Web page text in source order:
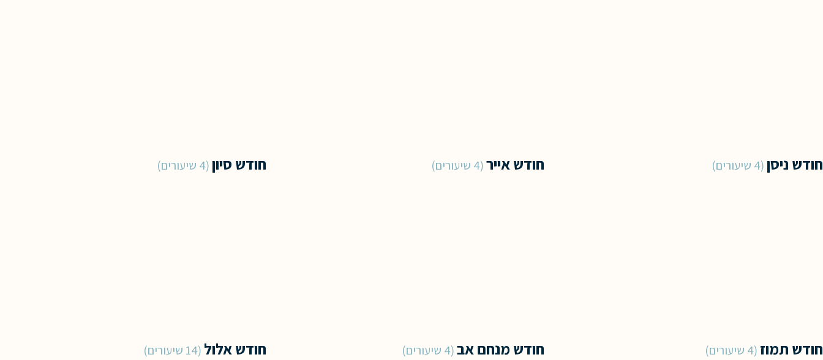
חודש ניסן 4 שיעורים חודש אייר 4 שיעורים חודש סיון 4 שיעורים
חודש תמוז 4 שיעורים חודש מנחם אב 4 שיעורים חודש אלול 14 שיעורים